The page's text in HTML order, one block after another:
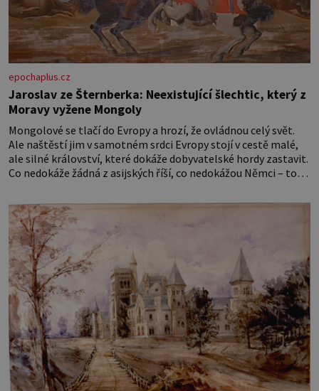
epochaplus.cz
Jaroslav ze Šternberka: Neexistující šlechtic, který z
Moravy vyžene Mongoly
Mongolové se tlačí do Evropy a hrozí, že ovládnou celý svět.
Ale naštěstí jim v samotném srdci Evropy stojí v cestě malé,
ale silné království, které dokáže dobyvatelské hordy zastavit.
Co nedokáže žádná z asijských říší, co nedokážou Němci – to
postupují podél Kaspického a Azovského moře,